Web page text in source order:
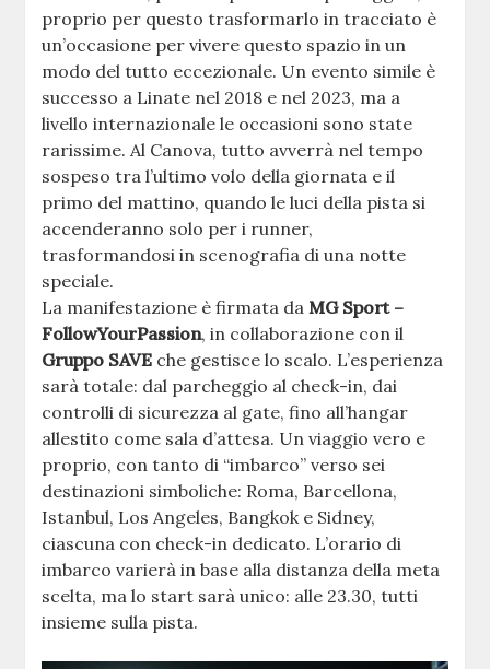
proprio per questo trasformarlo in tracciato è
un’occasione per vivere questo spazio in un
modo del tutto eccezionale. Un evento simile è
successo a Linate nel 2018 e nel 2023, ma a
livello internazionale le occasioni sono state
rarissime. Al Canova, tutto avverrà nel tempo
sospeso tra l’ultimo volo della giornata e il
primo del mattino, quando le luci della pista si
accenderanno solo per i runner,
trasformandosi in scenografia di una notte
speciale.
La manifestazione è firmata daMG Sport –
FollowYourPassion, in collaborazione con il
Gruppo SAVE che gestisce lo scalo. L’esperienza
sarà totale: dal parcheggio al check-in, dai
controlli di sicurezza al gate, fino all’hangar
allestito come sala d’attesa. Un viaggio vero e
proprio, con tanto di “imbarco” verso sei
destinazioni simboliche: Roma, Barcellona,
Istanbul, Los Angeles, Bangkok e Sidney,
ciascuna con check-in dedicato. L’orario di
imbarco varierà in base alla distanza della meta
scelta, ma lo start sarà unico: alle 23.30, tutti
insieme sulla pista.